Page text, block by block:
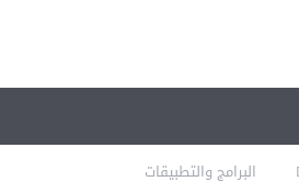
البرامج والتطبيقات